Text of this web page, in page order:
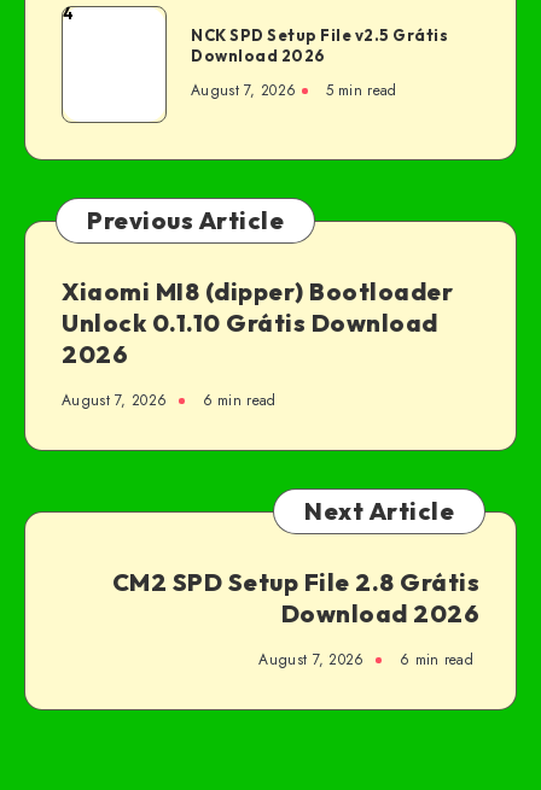
4
NCK SPD Setup File v2.5 Grátis
Download 2026
August 7, 2026 5 min read
Previous Article
Xiaomi MI8 (dipper) Bootloader
Unlock 0.1.10 Grátis Download
2026
August 7, 2026 6 min read
Next Article
CM2 SPD Setup File 2.8 Grátis
Download 2026
August 7, 2026 6 min read